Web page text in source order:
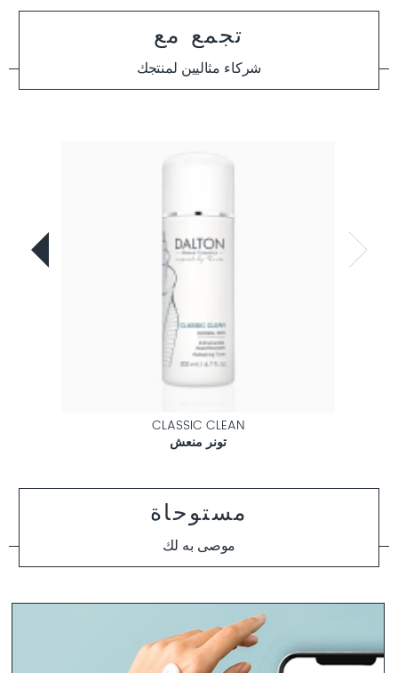
تجمع مع
شركاء مثاليين لمنتجك
CLASSIC CLEAN
تونر منعش
مستوحاة
موصى به لك